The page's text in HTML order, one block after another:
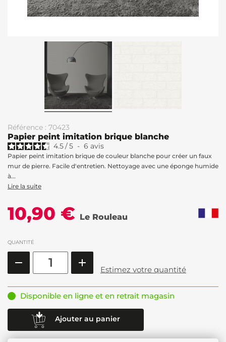
Référence : 70423
Papier peint imitation brique blanche
4.5/5 - 6 avis
Papier peint imitation brique de couleur blanche pour créer un faux
mur de pierre. Facile d'entretien. Nettoyage avec une éponge humide
à...
Lire la suite
10,90 € Le Rouleau
QUANTITÉ
Estimez votre quantité
Disponible en ligne et en retrait magasin
Ajouter au panier